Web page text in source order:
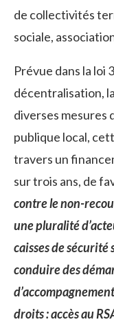
de collectivités
sociale,
Prévue dans la loi
décentralisation,
diverses mesures
publique local,
travers un
sur trois ans, de
contre le non-
une pluralité
caisses de
conduire des
droits : accès au